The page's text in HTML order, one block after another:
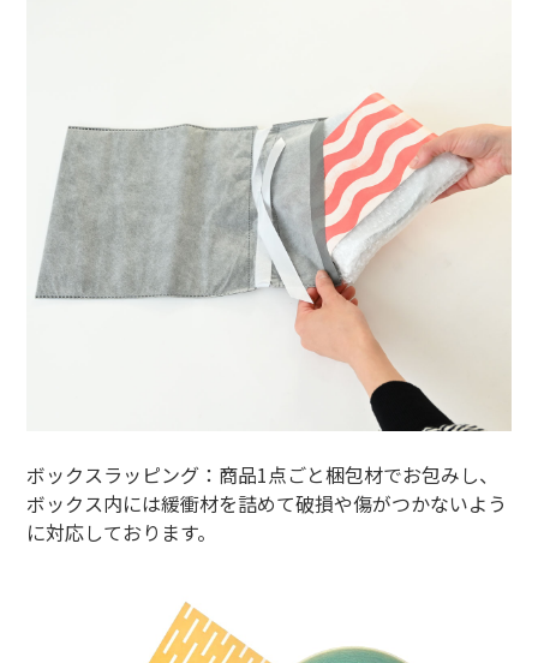
ボックスラッピング：商品1点ごと梱包材でお包みし、
ボックス内には緩衝材を詰めて破損や傷がつかないよう
に対応しております。